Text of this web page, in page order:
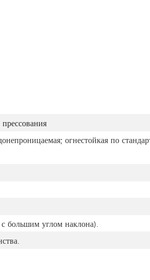
огнестойкая по
большим углом наклона).